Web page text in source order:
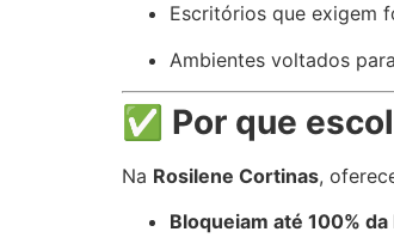
Escritórios que exigem
Ambientes voltados
✅ Por que
Na Rosilene Cortinas,
Bloqueiam até 100%